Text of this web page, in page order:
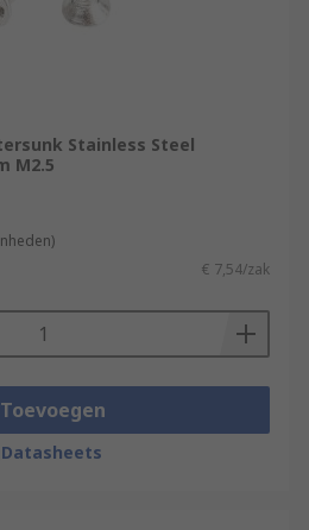
Stainless Steel
M2.5
€ 7,54/zak
Toevoegen
Datasheets